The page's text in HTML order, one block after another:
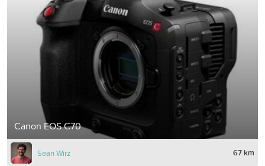
Canon EOS C70
Sean Wirz 67 km